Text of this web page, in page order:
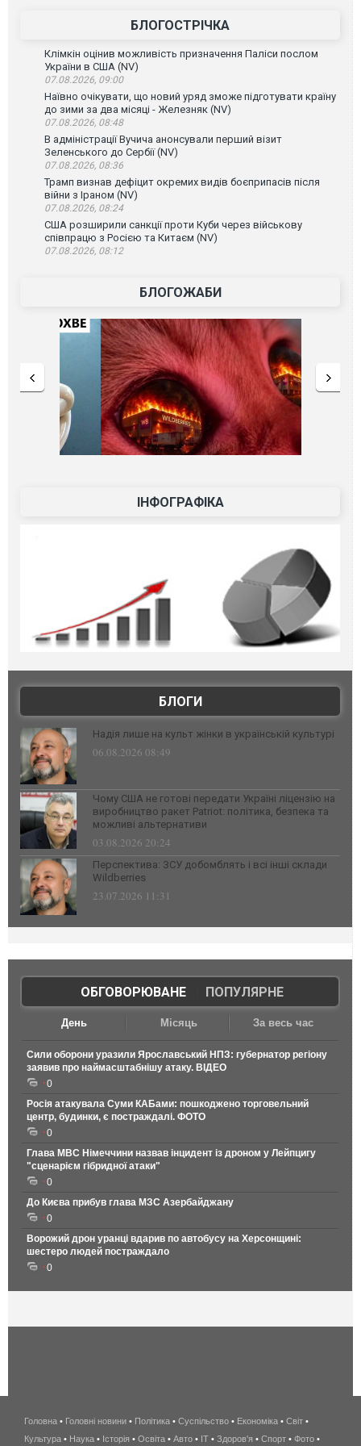
БЛОГОСТРІЧКА
Клімкін оцінив можливість призначення Паліси послом
України в США (NV)
07.08.2026, 09:00
Наївно очікувати, що новий уряд зможе підготувати країну
до зими за два місяці - Железняк (NV)
07.08.2026, 08:48
В адміністрації Вучича анонсували перший візит
Зеленського до Сербії (NV)
07.08.2026, 08:36
Трамп визнав дефіцит окремих видів боєприпасів після
війни з Іраном (NV)
07.08.2026, 08:24
США розширили санкції проти Куби через військову
співпрацю з Росією та Китаєм (NV)
07.08.2026, 08:12
БЛОГОЖАБИ
ІНФОГРАФІКА
БЛОГИ
Надія лише на культ жінки в українській культурі
06.08.2026 08:49
Чому США не готові передати Україні ліцензію на
виробництво ракет Patriot: політика, безпека та
можливі альтернативи
03.08.2026 20:24
Перспектива: ЗСУ добомблять і всі інші склади
Wildberries
23.07.2026 11:31
ОБГОВОРЮВАНЕ| ПОПУЛЯРНЕ
День Місяць За весь час
Сили оборони уразили Ярославський НПЗ: губернатор регіону
заявив про наймасштабнішу атаку. ВІДЕО
0
Росія атакувала Суми КАБами: пошкоджено торговельний
центр, будинки, є постраждалі. ФОТО
0
Глава МВС Німеччини назвав інцидент із дроном у Лейпцигу
"сценарієм гібридної атаки"
0
До Києва прибув глава МЗС Азербайджану
0
Ворожий дрон уранці вдарив по автобусу на Херсонщині:
шестеро людей постраждало
0
беспроводной
интернет
Головна • Головні новини • Політика • Суспільство • Економіка • Світ •
Культура • Наука • Історія • Освіта • Авто • IT • Здоров'я • Спорт • Фото •